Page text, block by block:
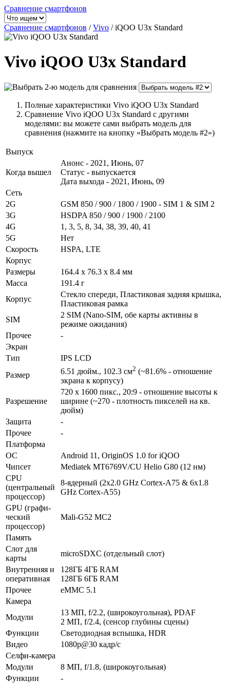
Сравнение смартфонов
Сравнение смартфонов /Vivo /iQOO U3x Standard
Vivo iQOO U3x Standard
Полные характеристики Vivo iQOO U3x Standard
Сравнение Vivo iQOO U3x Standard с другими
моделями: вы можете сами выбрать модель для
сравнения (нажмите на кнопку «Выбрать модель #2»)
Выпуск
Когда вышел
Анонс - 2021, Июнь, 07
Статус - выпускается
Дата выхода - 2021, Июнь, 09
Сеть
2G
GSM 850 / 900 / 1800 / 1900 - SIM 1 & SIM 2
3G
HSDPA 850 / 900 / 1900 / 2100
4G
1, 3, 5, 8, 34, 38, 39, 40, 41
5G
Нет
Скорость
HSPA, LTE
Корпус
Размеры
164.4 x 76.3 x 8.4 мм
Масса
191.4 г
Корпус
Стекло спереди, Пластиковая задняя крышка,
Пластиковая рамка
SIM
2 SIM (Nano-SIM, обе карты активны в
режиме ожидания)
Прочее
-
Экран
Тип
IPS LCD
Размер
6.51 дюйм., 102.3 см2 (~81.6% - отношение
экрана к корпусу)
Разре­шение
720 x 1600 пикс., 20:9 - отношение высоты к
ширине (~270 - плотность пикселей на кв.
дюйм)
Защита
-
Прочее
-
Платформа
ОС
Android 11, OriginOS 1.0 for iQOO
Чипсет
Mediatek MT6769V/CU Helio G80 (12 нм)
CPU
(централь­ный
процес­сор)
8-ядерный (2x2.0 GHz Cortex-A75 & 6x1.8
GHz Cortex-A55)
GPU (графи­
ческий
процес­сор)
Mali-G52 MC2
Память
Слот для
карты
microSDXC (отдельный слот)
Внутрен­няя и
опера­тивная
128ГБ 4ГБ RAM
128ГБ 6ГБ RAM
Прочее
eMMC 5.1
Камера
Модули
13 МП, f/2.2, (широкоугольная), PDAF
2 МП, f/2.4, (сенсор глубины сцены)
Функ­ции
Светодиодная вспышка, HDR
Видео
1080p@30 кадр/с
Селфи-камера
Модули
8 МП, f/1.8, (широкоугольная)
Функ­ции
-